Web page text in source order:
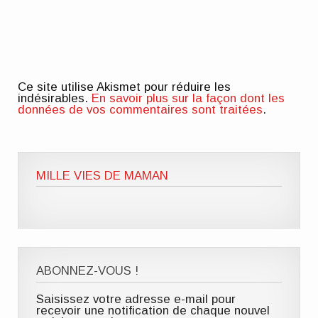
Ce site utilise Akismet pour réduire les
indésirables. En savoir plus sur la façon dont les
données de vos commentaires sont traitées.
MILLE VIES DE MAMAN
ABONNEZ-VOUS !
Saisissez votre adresse e-mail pour
recevoir une notification de chaque nouvel